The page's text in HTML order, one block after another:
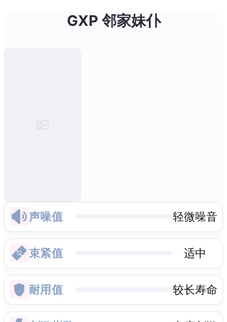
GXP 邻家妹仆
声噪值 轻微噪音
束紧值 适中
耐用值 较长寿命